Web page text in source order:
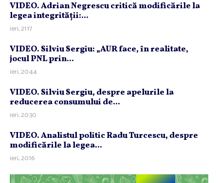
VIDEO. Adrian Negrescu critică modificările la
legea integrităţii:...
ieri, 21:17
VIDEO. Silviu Sergiu: „AUR face, în realitate,
jocul PNL prin...
ieri, 20:44
VIDEO. Silviu Sergiu, despre apelurile la
reducerea consumului de...
ieri, 20:30
VIDEO. Analistul politic Radu Turcescu, despre
modificările la legea...
ieri, 20:16